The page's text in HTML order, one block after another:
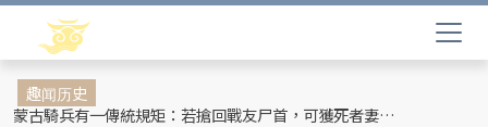
趣闻历史
蒙古騎兵有一傳統規矩：若搶回戰友尸首，可獲死者妻妾和全部牲畜